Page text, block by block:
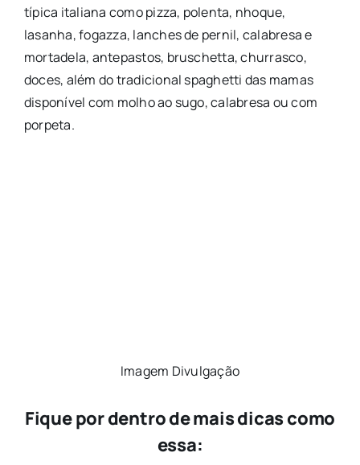
típica italiana como pizza, polenta, nhoque,
lasanha, fogazza, lanches de pernil, calabresa e
mortadela, antepastos, bruschetta, churrasco,
doces, além do tradicional spaghetti das mamas
disponível com molho ao sugo, calabresa ou com
porpeta.
Imagem Divulgação
Fique por dentro de mais dicas como
essa: